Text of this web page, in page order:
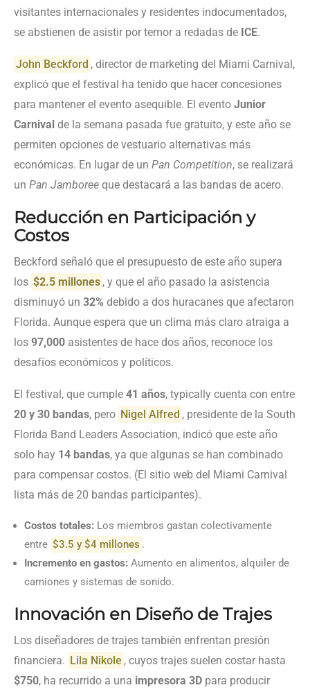
visitantes internacionales y residentes indocumentados,
se abstienen de asistir por temor a redadas de ICE.
John Beckford , director de marketing del Miami Carnival,
explicó que el festival ha tenido que hacer concesiones
para mantener el evento asequible. El evento Junior
Carnival de la semana pasada fue gratuito, y este año se
permiten opciones de vestuario alternativas más
económicas. En lugar de un Pan Competition, se realizará
un Pan Jamboree que destacará a las bandas de acero.
Reducción en Participación y
Costos
Beckford señaló que el presupuesto de este año supera
los $2.5 millones , y que el año pasado la asistencia
disminuyó un 32% debido a dos huracanes que afectaron
Florida. Aunque espera que un clima más claro atraiga a
los 97,000 asistentes de hace dos años, reconoce los
desafíos económicos y políticos.
El festival, que cumple 41 años, typically cuenta con entre
20 y 30 bandas, pero Nigel Alfred , presidente de la South
Florida Band Leaders Association, indicó que este año
solo hay 14 bandas, ya que algunas se han combinado
para compensar costos. (El sitio web del Miami Carnival
lista más de 20 bandas participantes).
Costos totales: Los miembros gastan colectivamente
entre $3.5 y $4 millones .
Incremento en gastos: Aumento en alimentos, alquiler de
camiones y sistemas de sonido.
Innovación en Diseño de Trajes
Los diseñadores de trajes también enfrentan presión
financiera. Lila Nikole , cuyos trajes suelen costar hasta
$750, ha recurrido a una impresora 3D para producir